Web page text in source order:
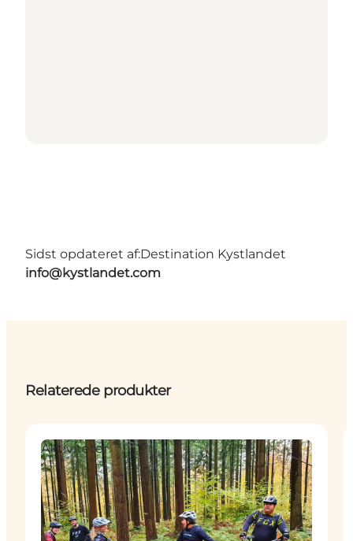
Sidst opdateret af:Destination Kystlandet
info@kystlandet.com
Relaterede produkter
Aktiviteter